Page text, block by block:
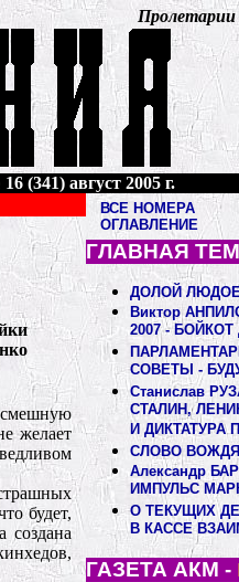
Пролетарии
(341) август 2005 г.
смешную
желает
будет,
ВСЕ НОМЕРА
ОГЛАВЛЕНИЕ
ГЛАВНАЯ
ДОЛОЙ
Виктор
2007 -
СОВЕТЫ -
Станислав
СТАЛИН,
И ДИКТАТУРА
СЛОВО ВОЖДЯ
Александр
ИМПУЛЬС
О ТЕКУЩИХ
В КАССЕ
ГАЗЕТА АКМ -